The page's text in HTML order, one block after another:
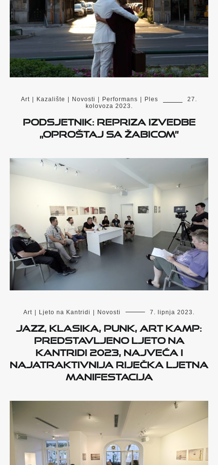
Art | Kazalište | Novosti | Performans | Ples
27.
kolovoza 2023.
Podsjetnik: Repriza izvedbe
„Oproštaj sa Žabicom”
Art | Ljeto na Kantridi | Novosti 7. lipnja 2023.
Jazz, klasika, punk, Art Kamp:
Predstavljeno Ljeto na
Kantridi 2023, najveća i
najatraktivnija riječka ljetna
manifestacija